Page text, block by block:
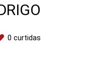
0 curtidas